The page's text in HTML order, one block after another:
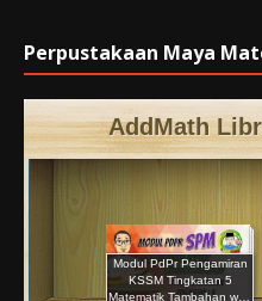
Perpustakaan Maya